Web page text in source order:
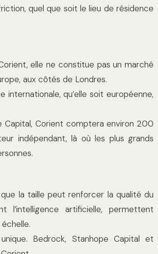
quel que soit le lieu de résidence
elle ne constitue pas un marché
aux côtés de Londres.
internationale, qu’elle soit européenne,
Capital, Corient comptera environ 200
indépendant, là où les plus grands
la taille peut renforcer la qualité du
l’intelligence artificielle, permettent
Bedrock, Stanhope Capital et